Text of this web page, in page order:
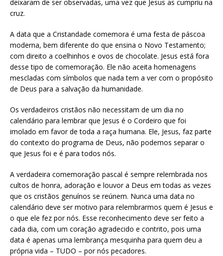
deixaram de ser observadas, uma vez que Jesus as cumpriu na
cruz.
A data que a Cristandade comemora é uma festa de páscoa
moderna, bem diferente do que ensina o Novo Testamento;
com direito a coelhinhos e ovos de chocolate. Jesus está fora
desse tipo de comemoração. Ele não aceita homenagens
mescladas com símbolos que nada tem a ver com o propósito
de Deus para a salvação da humanidade.
Os verdadeiros cristãos não necessitam de um dia no
calendário para lembrar que Jesus é o Cordeiro que foi
imolado em favor de toda a raça humana. Ele, Jesus, faz parte
do contexto do programa de Deus, não podemos separar o
que Jesus foi e é para todos nós.
A verdadeira comemoração pascal é sempre relembrada nos
cultos de honra, adoração e louvor a Deus em todas as vezes
que os cristãos genuínos se reúnem. Nunca uma data no
calendário deve ser motivo para relembrarmos quem é Jesus e
o que ele fez por nós. Esse reconhecimento deve ser feito a
cada dia, com um coração agradecido e contrito, pois uma
data é apenas uma lembrança mesquinha para quem deu a
própria vida – TUDO – por nós pecadores.